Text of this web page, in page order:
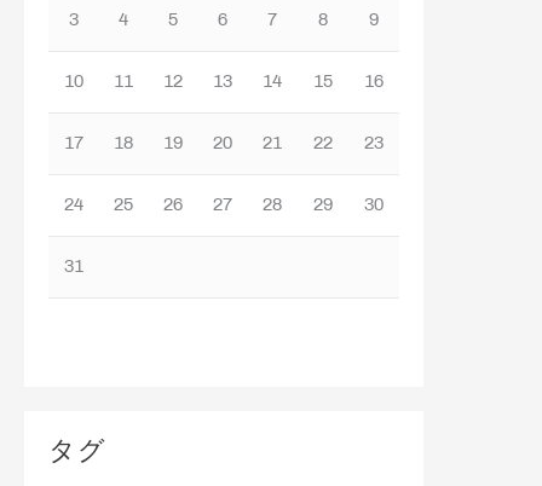
3 4 5 6 7 8 9
10 11 12 13 14 15 16
17 18 19 20 21 22 23
24 25 26 27 28 29 30
31
タグ